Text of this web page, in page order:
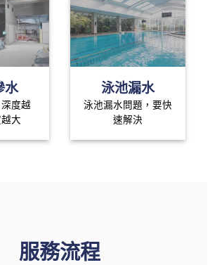
水
度越
大
泳池漏水
泳池漏水問題，要快
速解決
服務流程